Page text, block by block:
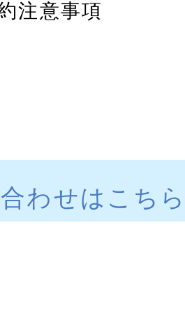
注意事項
わせはこち